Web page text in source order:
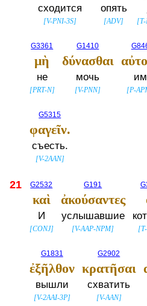
сходится
[V-PNI-3S]
опять
[ADV] [T-
G3361
μὴ
не
[PRT-N]
G1410
δύνασθαι
мочь
[V-PNN]
им
[P-
G5315
φαγεῖν.
съесть.
[V-2AAN]
21 G2532
καὶ
И
[CONJ]
G191
ἀκούσαντες
услышавшие
[V-AAP-NPM] [
G1831
ἐξῆλθον
вышли
[V-2AAI-3P]
G2902
κρατῆσαι
схватить
[V-AAN]